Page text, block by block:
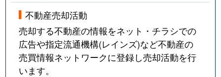
不動産売却活動
売却する不動産の情報をネット・チラシでの
広告や指定流通機構(レインズ)など不動産の
売買情報ネットワークに登録し売却活動を行
います。